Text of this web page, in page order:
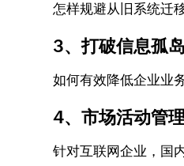
怎样规避从旧系统迁
3、打破信息孤岛
如何有效降低企业业
4、市场活动管理
针对互联网企业，国